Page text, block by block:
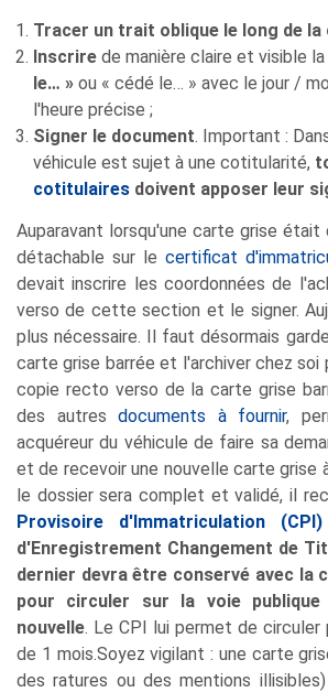
Tracer un trait oblique le long de
Inscrire de manière claire et visible la
le… » ou « cédé le… » avec le jour /
l'heure précise ;
Signer le document. Important :
véhicule est sujet à une cotitularité,
cotitulaires doivent apposer leur
Auparavant lorsqu'une carte grise était
détachable sur le certificat
devait inscrire les coordonnées de
verso de cette section et le signer.
plus nécessaire. Il faut désormais
carte grise barrée et l'archiver chez soi
copie recto verso de la carte grise
des autresdocuments à fournir,
acquéreur du véhicule de faire sa
et de recevoir une nouvelle carte grise
le dossier sera complet et validé, il
Provisoire d'Immatriculation (CPI)
d'Enregistrement Changement de
dernier devra être conservé avec la
pour circuler sur la voie
nouvelle. Le CPI lui permet de circuler
de 1 mois.Soyez vigilant : une carte
des ratures ou des mentions